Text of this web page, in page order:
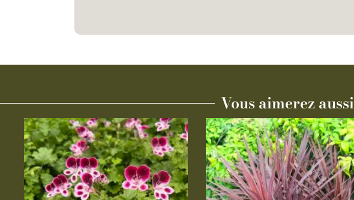
Vous aimerez aussi